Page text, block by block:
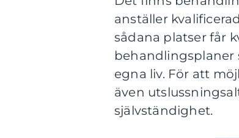
anställer
sådana platser får
behandlingsplaner
egna liv. För att
även
självständighet.